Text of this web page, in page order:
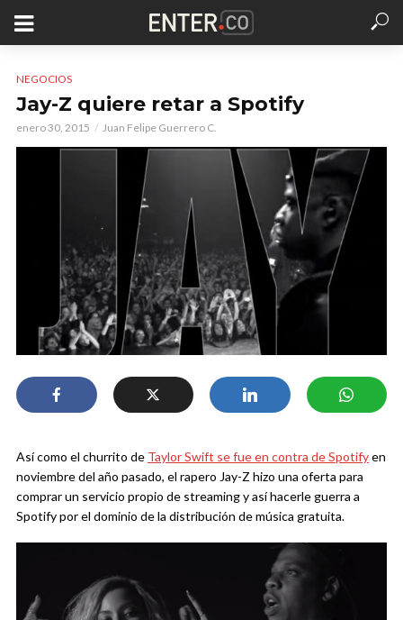
NEGOCIOS
Jay-Z quiere retar a Spotify
enero 30, 2015 Juan Felipe Guerrero C.
Así como el churrito de Taylor Swift se fue en contra de Spotifyen
noviembre del año pasado, el rapero Jay-Z hizo una oferta para
comprar un servicio propio de streaming y así hacerle guerra a
Spotify por el dominio de la distribución de música gratuita.